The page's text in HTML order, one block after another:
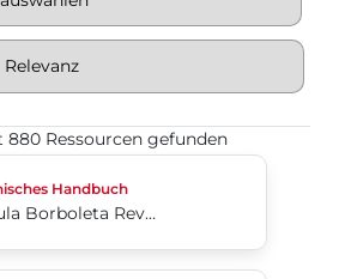
880 Ressourcen gefunden
Revestida em PTFE 2-Cx
Handbuch
Válvula Borboleta Revestida em PTFE 2-Cx